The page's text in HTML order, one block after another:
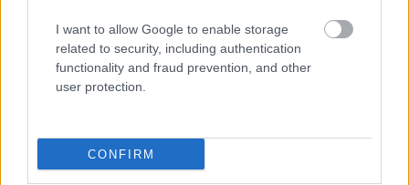
I want to allow Google to enable storage
related to security, including authentication
functionality and fraud prevention, and other
user protection.
CONFIRM
BAROKK POMPÁBA ÖLTÖZIK A BELVÁROS:
HÉTVÉGÉN RENDEZIK MEG A XXXIII. GYŐRI BAROKK